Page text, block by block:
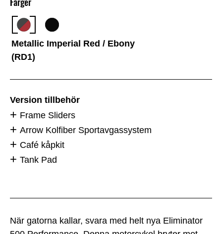
När gatorna kallar, svara med helt nya Eliminator
Metallic Imperial Red / Ebony
(RD1)
Version tillbehör
Frame Sliders
Arrow Kolfiber Sportavgassystem
Café kåpkit
Tank Pad